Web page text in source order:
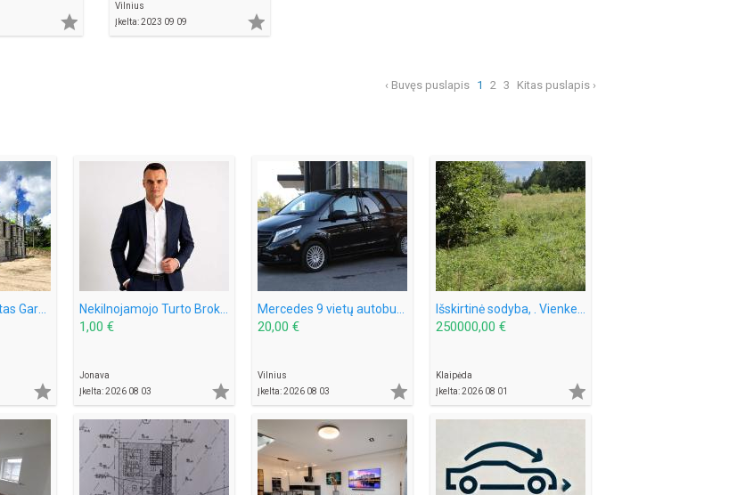

Vilnius
Įkelta: 2023 09 09

‹ Buvęs puslapis 1 2 3 Kitas puslapis ›

1,00 €
Jonava
Įkelta: 2026 08 03

20,00 €
Vilnius
Įkelta: 2026 08 03

250000,00 €
Klaipėda
Įkelta: 2026 08 01
